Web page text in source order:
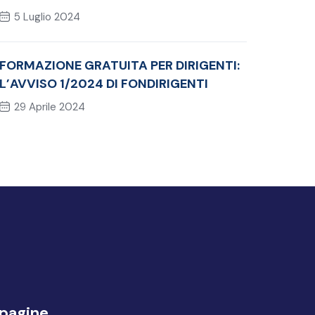
ALL’ESAME DI CERTIFICAZIONE PMI®‐
5 Luglio 2024
FORMAZIONE GRATUITA PER DIRIGENTI:
L’AVVISO 1/2024 DI FONDIRIGENTI
29 Aprile 2024